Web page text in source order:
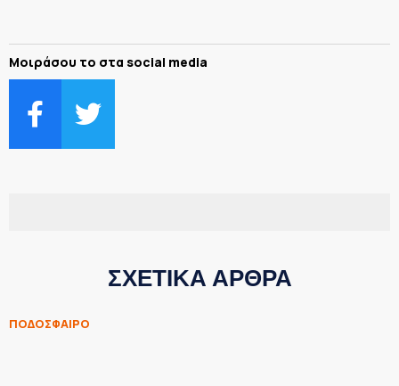
Μοιράσου το στα social media
ΣΧΕΤΙΚΑ ΑΡΘΡΑ
ΠΟΔΟΣΦΑΙΡΟ